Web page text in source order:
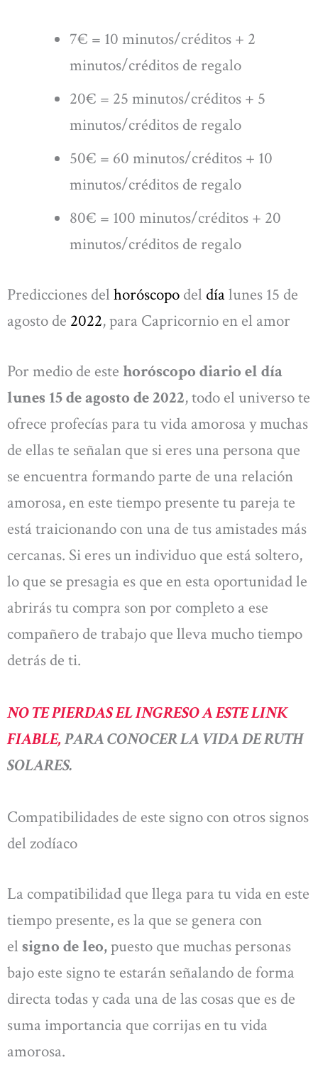
7€ = 10 minutos/créditos + 2
minutos/créditos de regalo
20€ = 25 minutos/créditos + 5
minutos/créditos de regalo
50€ = 60 minutos/créditos + 10
minutos/créditos de regalo
80€ = 100 minutos/créditos + 20
minutos/créditos de regalo
Predicciones del horóscopo del díalunes 15 de
agosto de 2022, para Capricornio en el amor
Por medio de este horóscopo diario el día
lunes 15 de agosto de 2022, todo el universo te
ofrece profecías para tu vida amorosa y muchas
de ellas te señalan que si eres una persona que
se encuentra formando parte de una relación
amorosa, en este tiempo presente tu pareja te
está traicionando con una de tus amistades más
cercanas. Si eres un individuo que está soltero,
lo que se presagia es que en esta oportunidad le
abrirás tu compra son por completo a ese
compañero de trabajo que lleva mucho tiempo
detrás de ti.
NO TE PIERDAS EL INGRESO A ESTE LINK
FIABLE, PARA CONOCER LA VIDA DE RUTH
SOLARES.
Compatibilidades de este signo con otros signos
del zodíaco
La compatibilidad que llega para tu vida en este
tiempo presente, es la que se genera con
el signo de leo,puesto que muchas personas
bajo este signo te estarán señalando de forma
directa todas y cada una de las cosas que es de
suma importancia que corrijas en tu vida
amorosa.